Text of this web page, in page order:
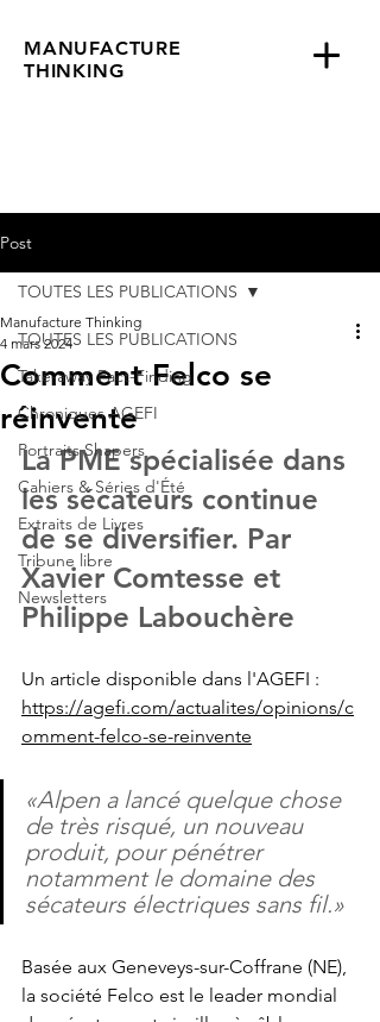
MANUFACTURE
THINKING
Post
TOUTES LES PUBLICATIONS
Take-away Fact-Finding
Chroniques AGEFI
Portraits Shapers
Cahiers & Séries d'Été
Extraits de Livres
Tribune libre
Newsletters
TOUTES LES PUBLICATIONS
Comment Felco se
réinvente
Manufacture Thinking
4 mars 2024
La PME spécialisée dans
les sécateurs continue
de se diversifier. Par
Xavier Comtesse et
Philippe Labouchère
Un article disponible dans l'AGEFI :
https://agefi.com/actualites/opinions/c
omment-felco-se-reinvente
«Alpen a lancé quelque chose
de très risqué, un nouveau
produit, pour pénétrer
notamment le domaine des
sécateurs électriques sans fil.»
Basée aux Geneveys-sur-Coffrane (NE),
la société Felco est le leader mondial